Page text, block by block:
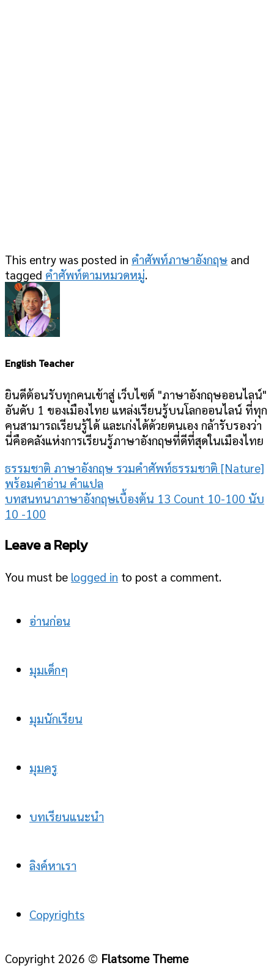
This entry was posted in คำศัพท์ภาษาอังกฤษ and
tagged คำศัพท์ตามหมวดหมู่.
English Teacher
ยินดีต้อนรับทุกคนเข้าสู่ เว็บไซต์ "ภาษาอังกฤษออนไลน์"
อันดับ 1 ของเมืองไทย แหล่งเรียนรู้บนโลกออนไลน์ ที่ทุก
คนสามารถเรียนรู้ได้ และเก่งได้ด้วยตนเอง กล้ารับรองว่า
นี่คือคลังแห่งการเรียนรู้ภาษาอังกฤษที่ดีที่สุดในเมืองไทย
ธรรมชาติ ภาษาอังกฤษ รวมคำศัพท์ธรรมชาติ [Nature]
พร้อมคำอ่าน คำแปล
บทสนทนาภาษาอังกฤษเบื้องต้น 13 Count 10-100 นับ
10 -100
Leave a Reply
You must be logged in to post a comment.
อ่านก่อน
มุมเด็กๆ
มุมนักเรียน
มุมครู
บทเรียนแนะนำ
ลิงค์หาเรา
Copyrights
Copyright 2026 © Flatsome Theme